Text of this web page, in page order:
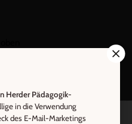
Herder Pädagogik-
in die Verwendung
des E-Mail-Marketings